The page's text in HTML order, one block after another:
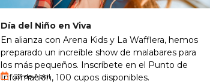
Día del Niño en Viva
En alianza con Arena Kids y La Wafflera, hemos
preparado un increíble show de malabares para
los más pequeños. Inscríbete en el Punto de
Información, 100 cupos disponibles.
27 de Abril